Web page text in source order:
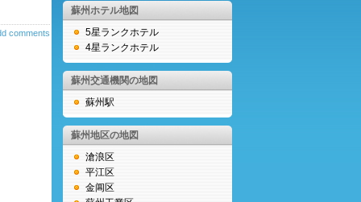
comments
蘇州ホテル地図
5星ランクホテル
4星ランクホテル
蘇州交通機関の地図
蘇州駅
蘇州地区の地図
滄浪区
平江区
金阊区